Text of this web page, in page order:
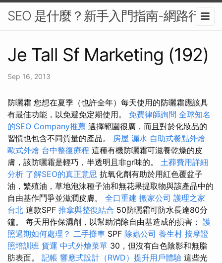
SEO 是什麼？新手入門指南-網路行銷
Je Tall Sf Marketing (192)
Sep 16, 2013
防曬霜 您想在夏季（也許全年）每天使用的防曬霜應該具
有最佳功能，以免避免定期使用。 免費律師詢問 全球知名
的SEO Company推薦 選擇範圍很廣，而且對於化妝品的
習慣也包含不同質量的產品。 房屋 漏水 自助式餐點外燴
歐式外燴 台中整復療程 這種有機防曬霜可滋養乾燥的皮
膚，該防曬霜是輕巧，半透明且非gr味的。 土葬費用詳細
分析 了解SEO的真正意思 抗氧化劑有助於用紅色覆盆子
油，繁殖油，草地泡沫種子油和無花果提取物與該產品中的
自由基作鬥爭並滋潤皮膚。 全口重建 搬家公司 護理之家
台北 這款SPF 推拿與整復結合 50防曬霜可防水長達80分
鐘。 每天用作保濕劑，以幫助消除自由基造成的損害； 護
照過期如何處理？ 二手攤車 SPF 除蟲公司 養生村 按摩證
照培訓班 貨運 中式外燴菜單 30，但沒有白色陰影和無脂
肪表面。 記帳 響應式設計（RWD）提升用戶體驗 這些光